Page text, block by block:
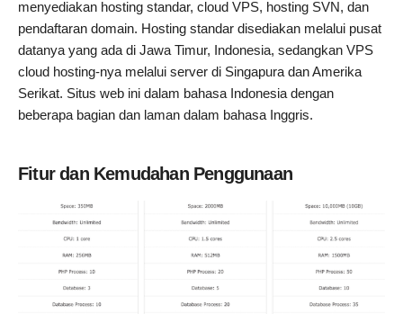
menyediakan hosting standar, cloud VPS, hosting SVN, dan
pendaftaran domain. Hosting standar disediakan melalui pusat
datanya yang ada di Jawa Timur, Indonesia, sedangkan VPS
cloud hosting-nya melalui server di Singapura dan Amerika
Serikat. Situs web ini dalam bahasa Indonesia dengan
beberapa bagian dan laman dalam bahasa Inggris.
Fitur dan Kemudahan Penggunaan